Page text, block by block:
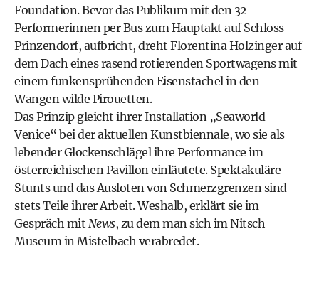
Foundation. Bevor das Publikum mit den 32
Performerinnen per Bus zum Hauptakt auf Schloss
Prinzendorf, aufbricht, dreht Florentina Holzinger auf
dem Dach eines rasend rotierenden Sportwagens mit
einem funkensprühenden Eisenstachel in den
Wangen wilde Pirouetten.
Das Prinzip gleicht ihrer Installation „Seaworld
Venice“ bei der aktuellen Kunstbiennale, wo sie als
lebender Glockenschlägel ihre Performance im
österreichischen Pavillon einläutete. Spektakuläre
Stunts und das Ausloten von Schmerzgrenzen sind
stets Teile ihrer Arbeit. Weshalb, erklärt sie im
Gespräch mit News, zu dem man sich im Nitsch
Museum in Mistelbach verabredet.